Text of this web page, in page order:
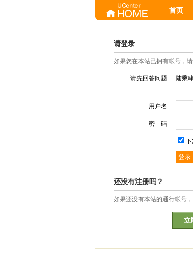
首页
请登录
如果您在本站已拥有帐号，
请先回答问题 陆乘
用户名
密 码
还没有注册吗？
如果还没有本站的通行帐号
立